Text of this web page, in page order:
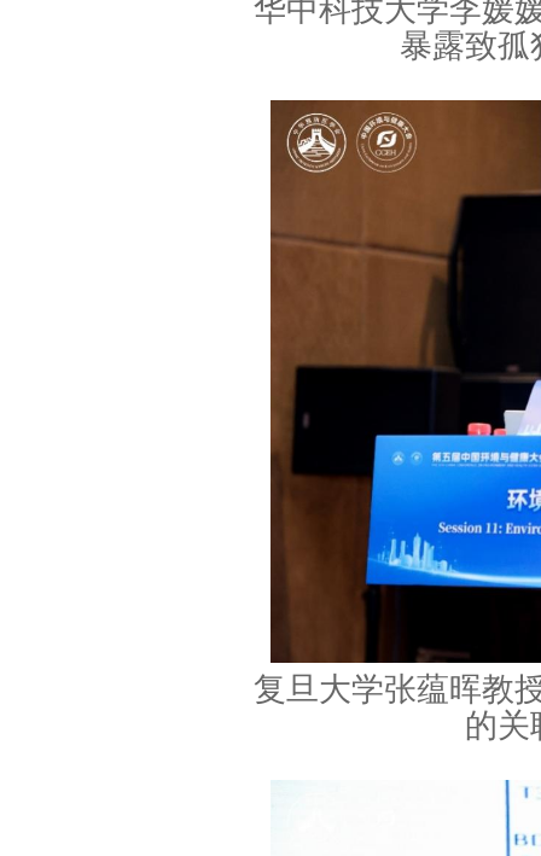
华中科技大学李媛
暴露致孤
复旦大学张蕴晖教
的关